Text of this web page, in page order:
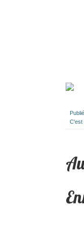
C'est